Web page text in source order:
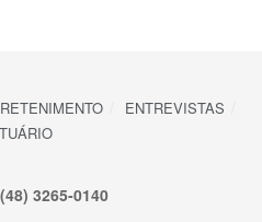
ENTREVISTAS
3265-0140